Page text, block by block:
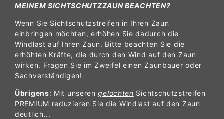
MEINEM SICHTSCHUTZZAUN BEACHTEN?
Wenn Sie Sichtschutzstreifen in Ihren Zaun
einbringen möchten, erhöhen Sie dadurch die
Windlast auf Ihren Zaun. Bitte beachten Sie die
erhöhten Kräfte, die durch den Wind auf den Zaun
wirken. Fragen Sie im Zweifel einen Zaunbauer oder
Sachverständigen!
Übrigens: Mit unserengelochten Sichtschutzstreifen
PREMIUM reduzieren Sie die Windlast auf den Zaun
deutlich...